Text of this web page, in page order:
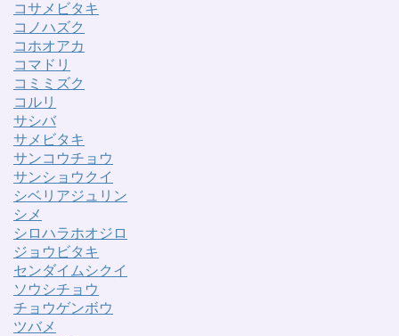
コサメビタキ
コノハズク
コホオアカ
コマドリ
コミミズク
コルリ
サシバ
サメビタキ
サンコウチョウ
サンショウクイ
シベリアジュリン
シメ
シロハラホオジロ
ジョウビタキ
センダイムシクイ
ソウシチョウ
チョウゲンボウ
ツバメ